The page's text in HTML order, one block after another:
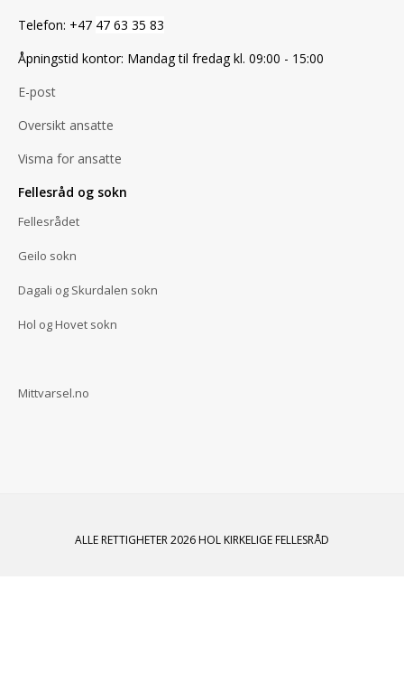
Telefon: +47 47 63 35 83
Åpningstid kontor: Mandag til fredag kl. 09:00 - 15:00
E-post
Oversikt ansatte
Visma for ansatte
Fellesråd og sokn
Fellesrådet
Geilo sokn
Dagali og Skurdalen sokn
Hol og Hovet sokn
Mittvarsel.no
ALLE RETTIGHETER 2026 HOL KIRKELIGE FELLESRÅD